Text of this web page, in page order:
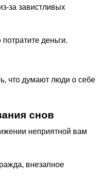
за завистливых
деньги.
что думают люди о себе
снов
неприятной вам
внезапное